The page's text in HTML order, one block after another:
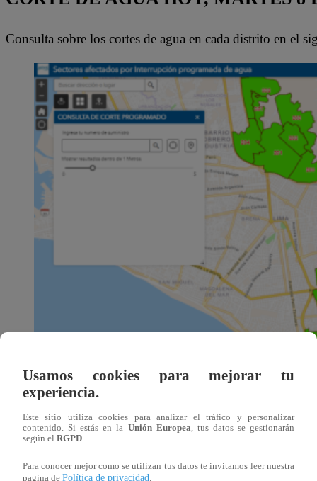
Consulta sobre los cortes de agua en cada distrito en el
Usamos cookies para mejorar tu
experiencia.
Este sitio utiliza cookies para analizar el tráfico y personalizar
contenido. Si estás en la Unión Europea, tus datos se gestionarán
según el RGPD.
Para conocer mejor como se utilizan tus datos te invitamos leer nuestra
pagina de Política de privacidad.